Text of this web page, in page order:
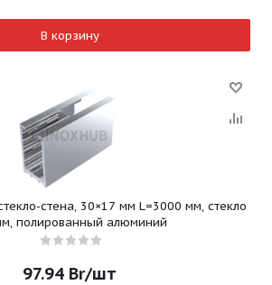
В корзину
стена, 30×17 мм L=3000 мм, стекло
полированный алюминий
97.94 Br/шт